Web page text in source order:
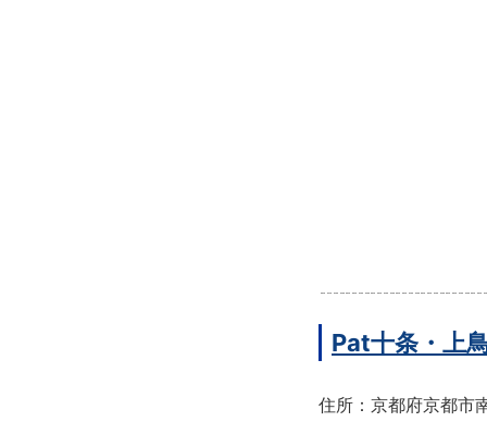
Pat十条・上
住所：京都府京都市